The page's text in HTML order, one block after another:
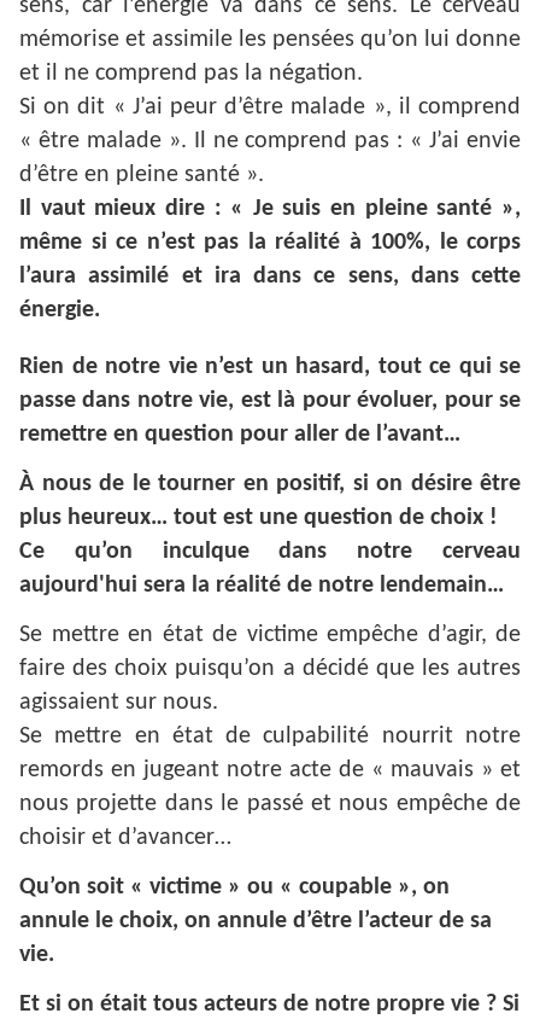
sens, car l’énergie va dans ce sens. Le cerveau
mémorise et assimile les pensées qu’on lui donne
et il ne comprend pas la négation.
Si on dit « J’ai peur d’être malade », il comprend
« être malade ». Il ne comprend pas : « J’ai envie
d’être en pleine santé ».
Il vaut mieux dire : « Je suis en pleine santé »,
même si ce n’est pas la réalité à 100%, le corps
l’aura assimilé et ira dans ce sens, dans cette
énergie.
Rien de notre vie n’est un hasard, tout ce qui se
passe dans notre vie, est là pour évoluer, pour se
remettre en question pour aller de l’avant…
À nous de le tourner en positif, si on désire être
plus heureux… tout est une question de choix !
Ce qu’on inculque dans notre cerveau
aujourd'hui sera la réalité de notre lendemain…
Se mettre en état de victime empêche d’agir, de
faire des choix puisqu’on a décidé que les autres
agissaient sur nous.
Se mettre en état de culpabilité nourrit notre
remords en jugeant notre acte de « mauvais » et
nous projette dans le passé et nous empêche de
choisir et d’avancer…
Qu’on soit « victime » ou « coupable », on
annule le choix, on annule d’être l’acteur de sa
vie.
Et si on était tous acteurs de notre propre vie ? Si